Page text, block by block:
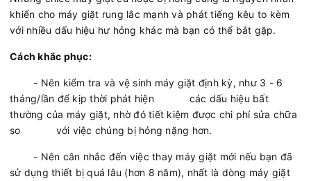
khiến cho máy giặt rung lắc mạnh và phát tiếng kêu to kèm
với nhiều dấu hiệu hư hỏng khác mà bạn có thể bắt gặp.
Cách khắc phục:
- Nên kiểm tra và vệ sinh máy giặt định kỳ, như 3 - 6
tháng/lần để kịp thời phát hiện các dấu hiệu bất
thường của máy giặt, nhờ đó tiết kiệm được chi phí sửa chữa
so với việc chúng bị hỏng nặng hơn.
- Nên cân nhắc đến việc thay máy giặt mới nếu bạn đã
sử dụng thiết bị quá lâu (hơn 8 năm), nhất là dòng máy giặt